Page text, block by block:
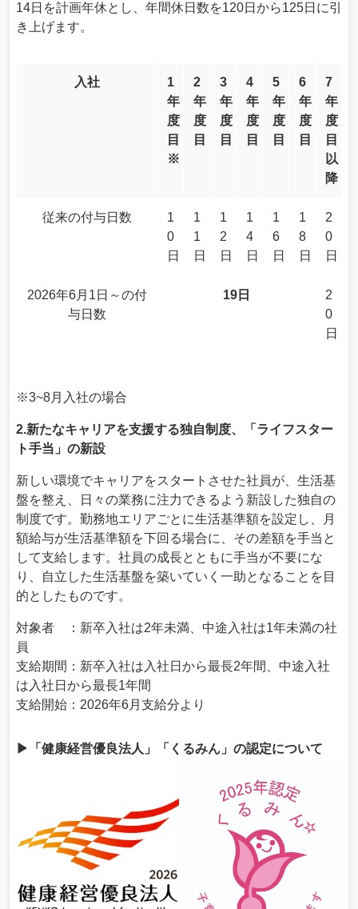
14日を計画年休とし、年間休日数を120日から125日に引
き上げます。
入社
1
年
度
目
※
2
年
度
目
3
年
度
目
4
年
度
目
5
年
度
目
6
年
度
目
7
年
度
目
以
降
従来の付与日数
1
0
日
1
1
日
1
2
日
1
4
日
1
6
日
1
8
日
2
0
日
2026年6月1日～の付
与日数
19日
2
0
日
※3~8月入社の場合
2.新たなキャリアを支援する独自制度、「ライフスター
ト手当」の新設
新しい環境でキャリアをスタートさせた社員が、生活基
盤を整え、日々の業務に注力できるよう新設した独自の
制度です。勤務地エリアごとに生活基準額を設定し、月
額給与が生活基準額を下回る場合に、その差額を手当と
して支給します。社員の成長とともに手当が不要にな
り、自立した生活基盤を築いていく一助となることを目
的としたものです。
対象者 ：新卒入社は2年未満、中途入社は1年未満の社
員
支給期間：新卒入社は入社日から最長2年間、中途入社
は入社日から最長1年間
支給開始：2026年6月支給分より
▶「健康経営優良法人」「くるみん」の認定について